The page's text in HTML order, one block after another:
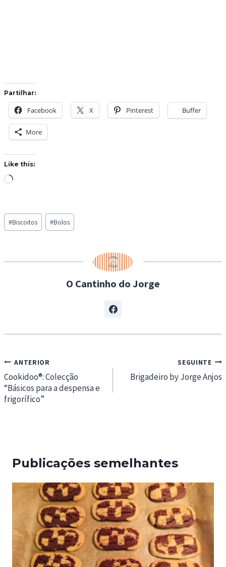
Partilhar:
Facebook X Pinterest Buffer
More
Like this:
L
d
i
g
Post
Tags:
#Biscoitos #Bolos
O Cantinho do Jorge
Navegação
de
artigos
ANTERIOR
Cookidoo®: Colecção
“Básicos para a despensa e
frigorífico”
SEGUINTE
Brigadeiro by Jorge Anjos
Publicações semelhantes